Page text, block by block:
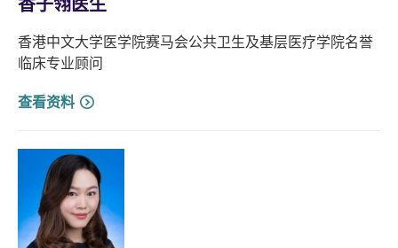
香港中文大学医学院赛马会公共卫生及基层医疗学院名誉
临床专业顾问
查看资料